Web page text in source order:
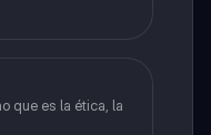
que es la ética, la